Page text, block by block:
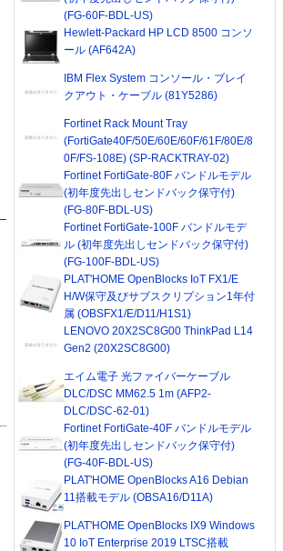
(FG-60F-BDL-US)
Hewlett-Packard HP LCD 8500 コンソ
ール (AF642A)
IBM Flex System コンソール・ブレイ
クアウト・ケーブル (81Y5286)
Fortinet Rack Mount Tray
(FortiGate40F/50E/60E/60F/61F/80E/8
0F/FS-108E) (SP-RACKTRAY-02)
Fortinet FortiGate-80F バンドルモデル
(初年度先出しセンドバック保守付)
(FG-80F-BDL-US)
Fortinet FortiGate-100F バンドルモデ
ル (初年度先出しセンドバック保守付)
(FG-100F-BDL-US)
PLAT'HOME OpenBlocks IoT FX1/E
H/W保守及びサブスクリプション1年付
属 (OBSFX1/E/D11/H1S1)
LENOVO 20X2SC8G00 ThinkPad L14
Gen2 (20X2SC8G00)
エイム電子 光ファイバーケーブル
DLC/DSC MM62.5 1m (AFP2-
DLC/DSC-62-01)
Fortinet FortiGate-40F バンドルモデル
(初年度先出しセンドバック保守付)
(FG-40F-BDL-US)
PLAT'HOME OpenBlocks A16 Debian
11搭載モデル (OBSA16/D11A)
PLAT'HOME OpenBlocks IX9 Windows
10 IoT Enterprise 2019 LTSC搭載